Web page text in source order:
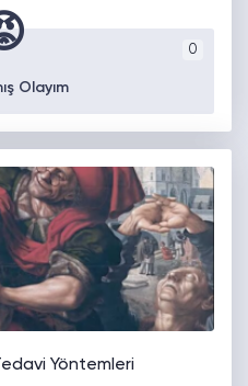
0
Olayım
Yöntemleri